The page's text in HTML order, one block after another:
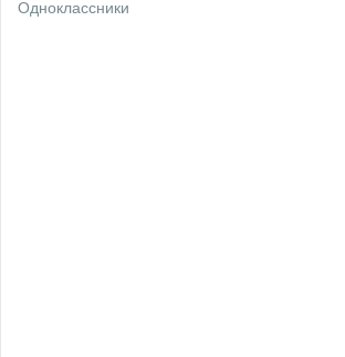
Одноклассники